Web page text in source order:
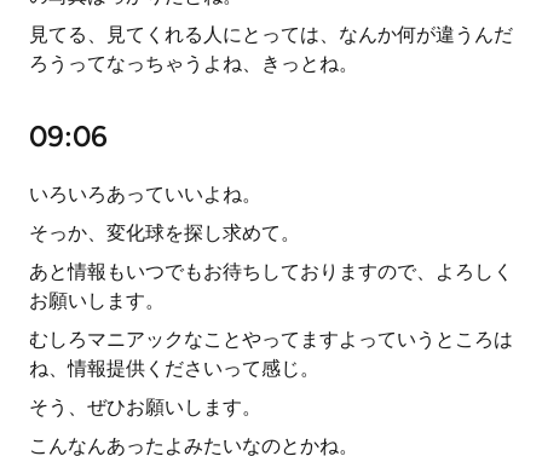
見てる、見てくれる人にとっては、なんか何が違うんだ
ろうってなっちゃうよね、きっとね。
09:06
いろいろあっていいよね。
そっか、変化球を探し求めて。
あと情報もいつでもお待ちしておりますので、よろしく
お願いします。
むしろマニアックなことやってますよっていうところは
ね、情報提供くださいって感じ。
そう、ぜひお願いします。
こんなんあったよみたいなのとかね。